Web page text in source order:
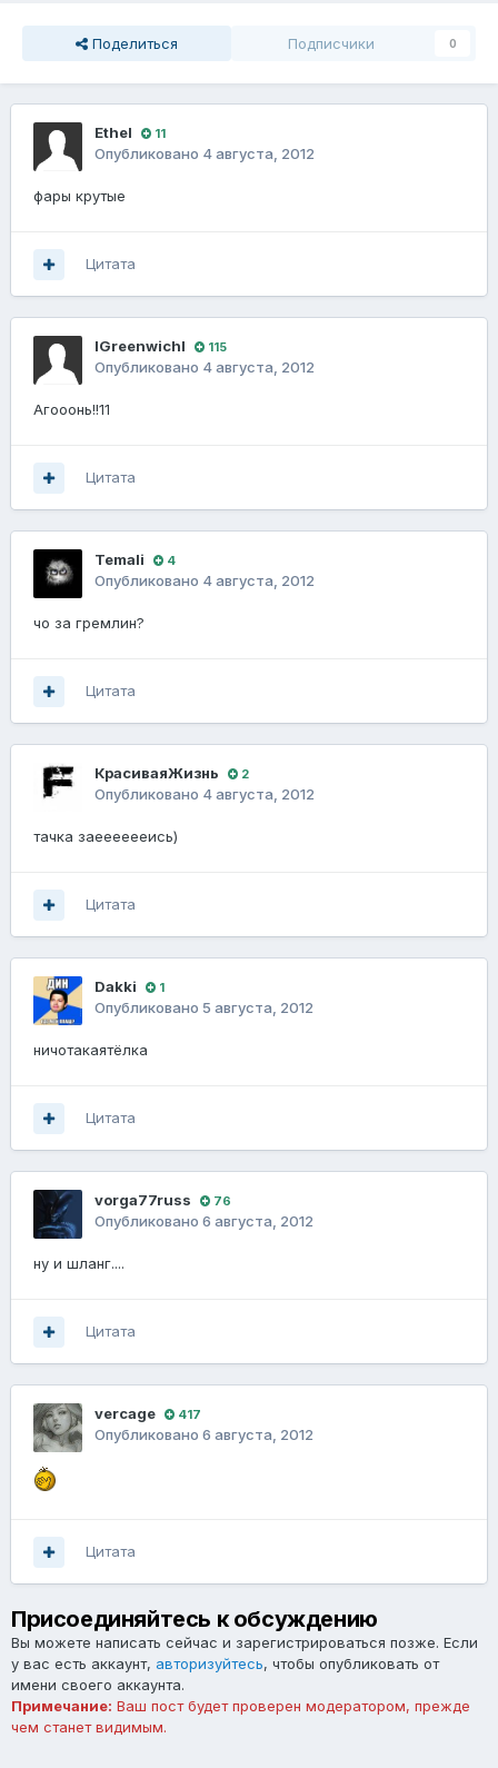
Поделиться Подписчики 0
Ethel 11
Опубликовано 4 августа, 2012
фары крутые
Цитата
lGreenwichl 115
Опубликовано 4 августа, 2012
Агооонь!!11
Цитата
Temali 4
Опубликовано 4 августа, 2012
чо за гремлин?
Цитата
КрасиваяЖизнь 2
Опубликовано 4 августа, 2012
тачка заееееееись)
Цитата
Dakki 1
Опубликовано 5 августа, 2012
ничотакаятёлка
Цитата
vorga77russ 76
Опубликовано 6 августа, 2012
ну и шланг....
Цитата
vercage 417
Опубликовано 6 августа, 2012
Цитата
Присоединяйтесь к обсуждению
Вы можете написать сейчас и зарегистрироваться позже. Если
у вас есть аккаунт, авторизуйтесь, чтобы опубликовать от
имени своего аккаунта.
Примечание: Ваш пост будет проверен модератором, прежде
чем станет видимым.